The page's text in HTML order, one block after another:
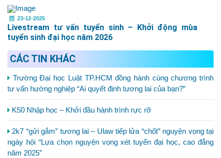
23-12-2025
Livestream tư vấn tuyển sinh – Khởi động mùa
tuyển sinh đại học năm 2026
CÁC TIN KHÁC
Trường Đại học Luật TP.HCM đồng hành cùng chương trình
tư vấn hướng nghiệp “Ai quyết định tương lai của bạn?”
K50 Nhập học – Khởi đầu hành trình rực rỡ
2k7 “gửi gắm” tương lai – Ulaw tiếp lửa “chốt” nguyện vọng tại
ngày hội “Lựa chọn nguyện vọng xét tuyển đại học, cao đẳng
năm 2025”